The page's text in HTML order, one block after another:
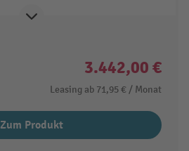
3.442,00 €
Leasing ab 71,95 € / Monat
Zum Produkt